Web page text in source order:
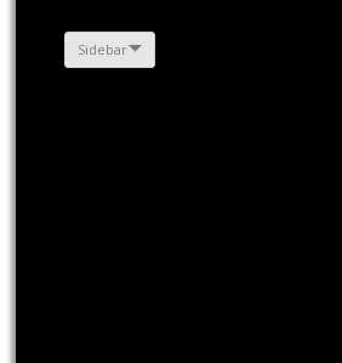
Sidebar